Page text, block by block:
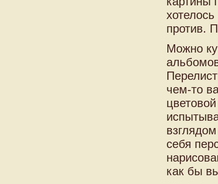
против.
Можно
чем-то
себя
как бы